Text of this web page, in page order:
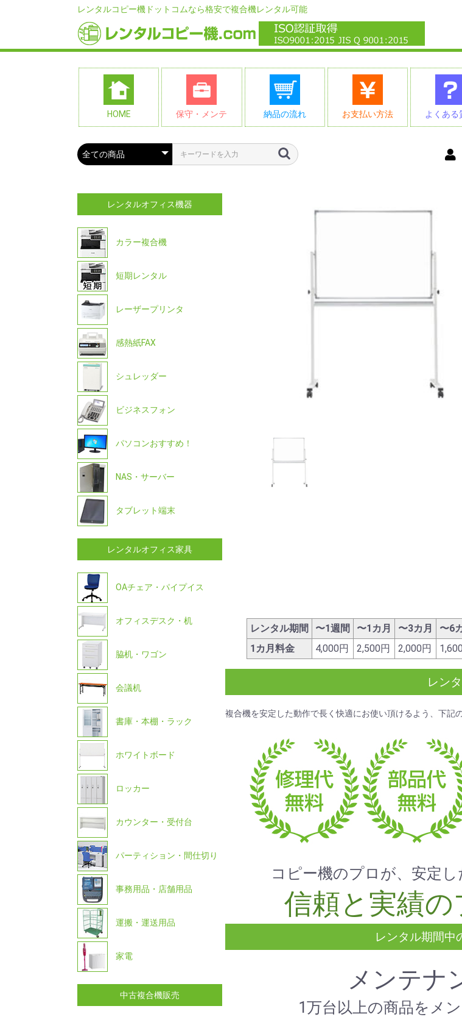
レンタルコピー機ドットコムなら格安で複合機レンタル可能
HOME 保守・メンテ 納品の流れ お支払い方法 よくある
レンタルオフィス機器
カラー複合機
短期レンタル
レーザープリンタ
感熱紙FAX
シュレッダー
ビジネスフォン
パソコンおすすめ！
NAS・サーバー
タブレット端末
レンタルオフィス家具
OAチェア・パイプイス
オフィスデスク・机
脇机・ワゴン
会議机
書庫・本棚・ラック
ホワイトボード
ロッカー
カウンター・受付台
パーティション・間仕切り
事務用品・店舗用品
運搬・運送用品
家電
中古複合機販売
レンタル期間 〜1週間 〜1カ月 〜3カ月 〜6
1カ月料金
4,000円 2,500円 2,000円
レン
複合機を安定した動作で長く快適にお使い頂けるよう、下記
コピー機のプロが、安定
信頼と実績の
レンタル期間中
メンテナ
1万台以上の商品をメ